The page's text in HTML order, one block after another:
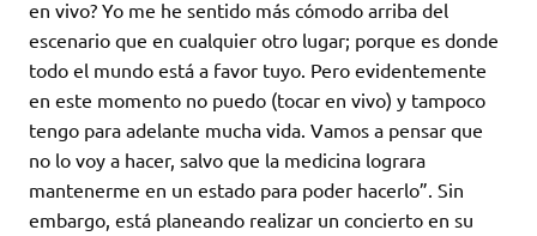
en vivo? Yo me he sentido más cómodo arriba del
escenario que en cualquier otro lugar; porque es donde
todo el mundo está a favor tuyo. Pero evidentemente
en este momento no puedo (tocar en vivo) y tampoco
tengo para adelante mucha vida. Vamos a pensar que
no lo voy a hacer, salvo que la medicina lograra
mantenerme en un estado para poder hacerlo”. Sin
embargo, está planeando realizar un concierto en su